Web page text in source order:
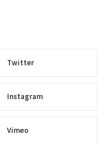
Twitter
Instagram
Vimeo